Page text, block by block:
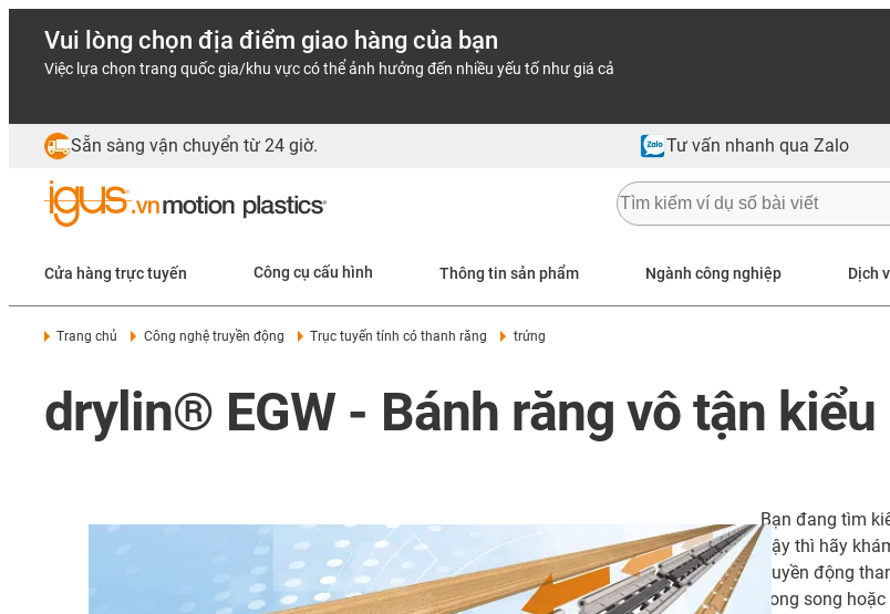
Vui lòng chọn địa điểm giao hàng của bạn
Việc lựa chọn trang quốc gia/khu vực có thể ảnh hưởng đến nhiều yếu tố như giá cả
Sẵn sàng vận chuyển từ 24 giờ. Tư vấn nhanh qua Zalo
Cửa hàng trực tuyến Công cụ cấu hình Thông tin sản phẩm Ngành công nghiệp Dịch
Trang chủ Công nghệ truyền động Trục tuyến tính có thanh răng trứng
drylin® EGW - Bánh răng vô tận
Bạn đang tìm
Vậy thì hãy
truyền động
song song